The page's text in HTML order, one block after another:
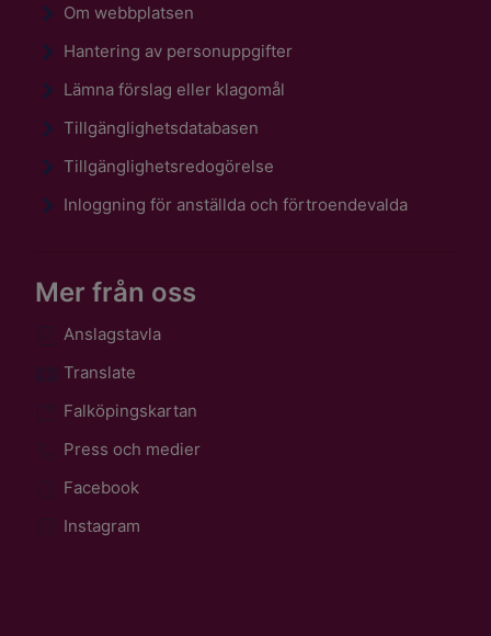
Om webbplatsen
Hantering av personuppgifter
Lämna förslag eller klagomål
Tillgänglighetsdatabasen
Tillgänglighetsredogörelse
Inloggning för anställda och förtroendevalda
Mer från oss
Anslagstavla
Translate
Falköpingskartan
Press och medier
Facebook
Instagram